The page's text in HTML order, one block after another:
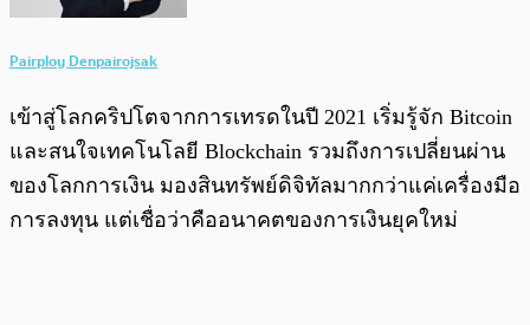
Pairploy Denpairojsak
เข้าสู่โลกคริปโตจากการเทรดในปี 2021 เริ่มรู้จัก Bitcoin
และสนใจเทคโนโลยี Blockchain รวมถึงการเปลี่ยนผ่าน
ของโลกการเงิน มองสินทรัพย์ดิจิทัลมากกว่าแค่เครื่องมือ
การลงทุน แต่เชื่อว่าคืออนาคตของการเงินยุคใหม่